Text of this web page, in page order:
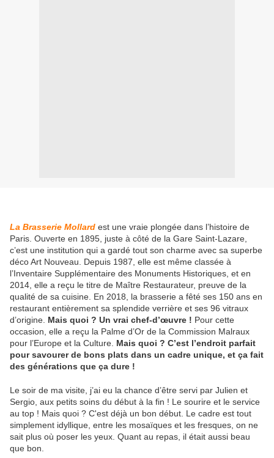
La Brasserie Mollard est une vraie plongée dans l’histoire de
Paris. Ouverte en 1895, juste à côté de la Gare Saint-Lazare,
c’est une institution qui a gardé tout son charme avec sa superbe
déco Art Nouveau. Depuis 1987, elle est même classée à
l’Inventaire Supplémentaire des Monuments Historiques, et en
2014, elle a reçu le titre de Maître Restaurateur, preuve de la
qualité de sa cuisine. En 2018, la brasserie a fêté ses 150 ans en
restaurant entièrement sa splendide verrière et ses 96 vitraux
d’origine. Mais quoi ? Un vrai chef-d’œuvre ! Pour cette
occasion, elle a reçu la Palme d’Or de la Commission Malraux
pour l’Europe et la Culture. Mais quoi ? C’est l’endroit parfait
pour savourer de bons plats dans un cadre unique, et ça fait
des générations que ça dure !
Le soir de ma visite, j’ai eu la chance d’être servi par Julien et
Sergio, aux petits soins du début à la fin ! Le sourire et le service
au top ! Mais quoi ? C'est déjà un bon début. Le cadre est tout
simplement idyllique, entre les mosaïques et les fresques, on ne
sait plus où poser les yeux. Quant au repas, il était aussi beau
que bon.